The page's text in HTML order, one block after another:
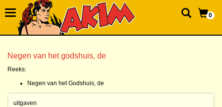
0
Negen van het godshuis, de
Reeks:
Negen van het Godshuis, de
uitgaven